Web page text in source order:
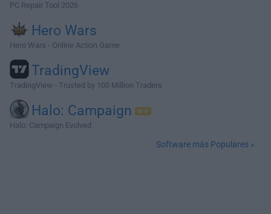
PC Repair Tool 2026
Hero Wars
Hero Wars - Online Action Game
TradingView
TradingView - Trusted by 100 Million Traders
Halo: Campaign
Halo: Campaign Evolved
Software más Populares »